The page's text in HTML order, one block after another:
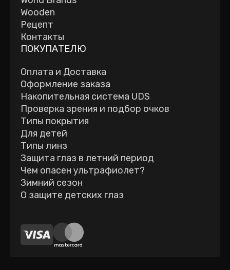
Wooden
Рецепт
Контакты
ПОКУПАТЕЛЮ
Оплата и Доставка
Оформление заказа
Накопительная система UDS
Проверка зрения и подбор очков
Типы покрытия
Для детей
Типы линз
Защита глаз в летний период
Чем опасен ультрафиолет?
Зимний сезон
О защите детских глаз